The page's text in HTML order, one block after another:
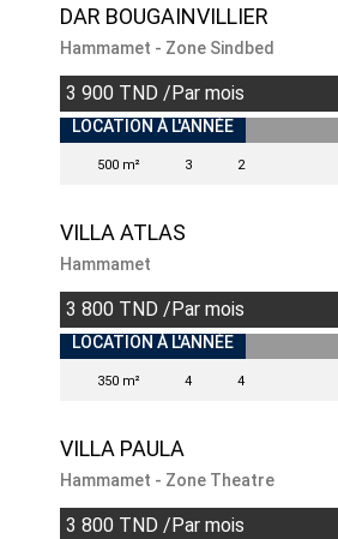
DAR BOUGAINVILLIER
Hammamet - Zone Sindbed
3 900 TND /Par mois
INDISPONIBLE
LOCATION À L'ANNÉE
500 m² 3 2
VILLA ATLAS
Hammamet
3 800 TND /Par mois
INDISPONIBLE
LOCATION À L'ANNÉE
350 m² 4 4
VILLA PAULA
Hammamet - Zone Theatre
3 800 TND /Par mois